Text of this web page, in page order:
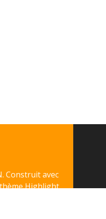
Construit avec
Highlight